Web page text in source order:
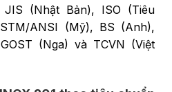
(Nhật Bản), ISO (Tiêu
ANSI (Mỹ), BS (Anh),
(Nga) và TCVN (Việt